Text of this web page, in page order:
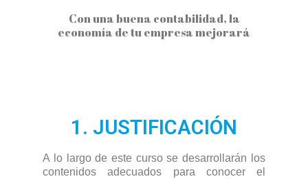
Con una buena contabilidad, la
economía de tu empresa mejorará
1. JUSTIFICACIÓN
A lo largo de este curso se desarrollarán los
contenidos adecuados para conocer el